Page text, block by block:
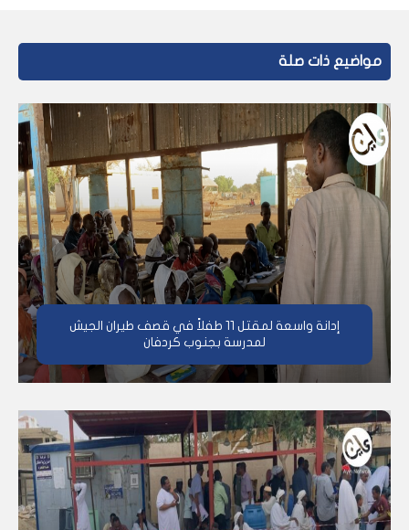
مواضيع ذات صلة
إدانة واسعة لمقتل 11 طفلاً في قصف طيران الجيش
لمدرسة بجنوب كردفان